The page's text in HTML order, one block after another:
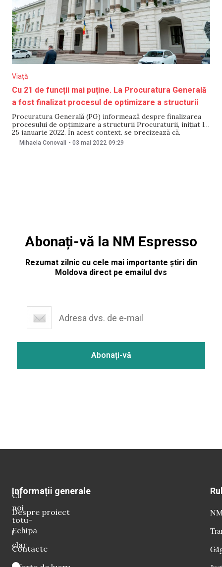
Viață
Cu 21 de funcții mai puține. La Procuratura Generală
a fost finalizat procesul de optimizare a structurii
Procuratura Generală (PG) informează despre finalizarea
procesului de optimizare a structurii Procuraturii, inițiat la
25 ianuarie 2022. În acest context, se precizează că,
începând cu 3 mai 2022, din cele 90 funcții de procurori
Mihaela Conovali - 03 mai 2022 09:29
Abonați-vă la NM Espresso
Rezumat zilnic cu cele mai importante știri din
Moldova direct pe emailul dvs
Cu
noi
totu-
i
clar
Informații generale
Despre proiect
Echipa
Contacte